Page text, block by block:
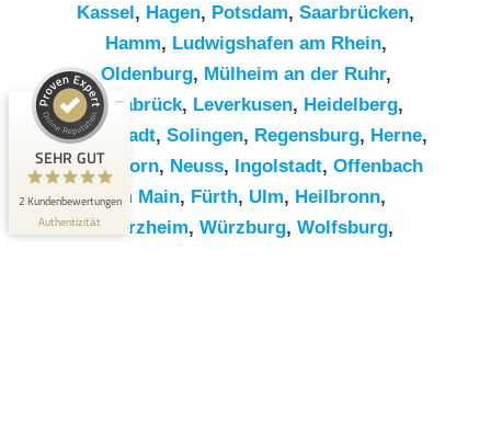
Kassel, Hagen, Potsdam, Saarbrücken,
Hamm, Ludwigshafen am Rhein,
Oldenburg, Mülheim an der Ruhr,
Osnabrück, Leverkusen, Heidelberg,
Darmstadt, Solingen, Regensburg, Herne,
Paderborn, Neuss, Ingolstadt, Offenbach
am Main, Fürth, Ulm, Heilbronn,
Pforzheim, Würzburg, Wolfsburg,
SEHR GUT
2 Kundenbewertungen
Authentizität
Kundenbewertungen und Erfahrungen zu
RümpelButler
SEHR GUT
5,00 / 5,00
2
anderen Quelle
Blick aufs ProvenExpert-Profil werfen